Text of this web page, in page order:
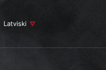
Latviski